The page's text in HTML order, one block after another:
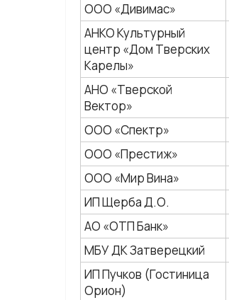
ООО «Дивимас»
АНКО Культурный
центр «Дом Тверских
Карелы»
АНО «Тверской
Вектор»
ООО «Спектр»
ООО «Престиж»
ООО «Мир Вина»
ИП Щерба Д.О.
АО «ОТП Банк»
МБУ ДК Затверецкий
ИП Пучков (Гостиница
Орион)